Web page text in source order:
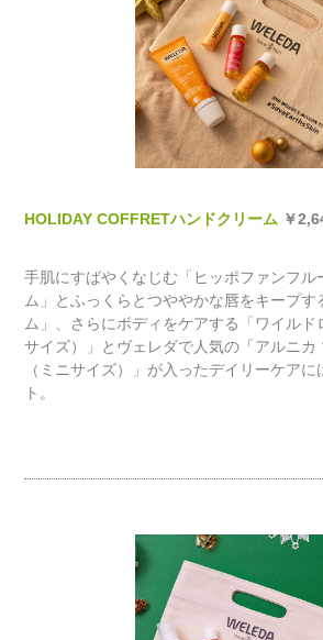
HOLIDAY COFFRETハンドクリーム ￥
手肌にすばやくなじむ「ヒッポファンフル
ム」とふっくらとつややかな唇をキープす
ム」、さらにボディをケアする「ワイルド
サイズ）」とヴェレダで人気の「アルニカ
（ミニサイズ）」が入ったデイリーケア
ト。